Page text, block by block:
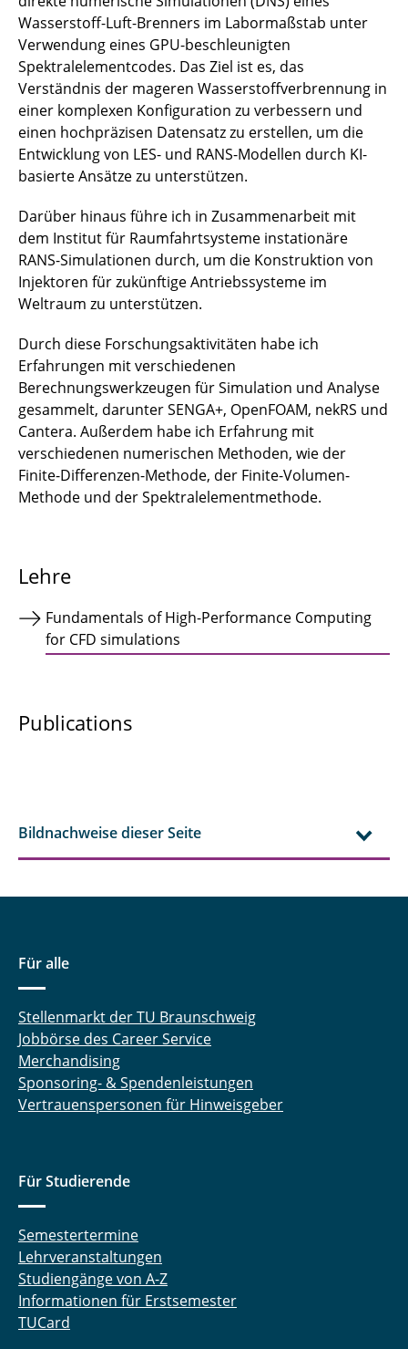
Peschmann, Marwin
Proff, Jannik
Ruminy, Thomas
Schmitz, Robert
Schwarz, Heiko
Seidler, Marcel
Straßner, Andrea
Witte, Hauke
↩ Zurück zur Startseite
Wasserstoff-Luft-Brenners im Labormaßstab unter
Verwendung eines GPU-beschleunigten
Spektralelementcodes. Das Ziel ist es, das
Verständnis der mageren Wasserstoffverbrennung in
einer komplexen Konfiguration zu verbessern und
einen hochpräzisen Datensatz zu erstellen, um die
Entwicklung von LES- und RANS-Modellen durch KI-
basierte Ansätze zu unterstützen.
Darüber hinaus führe ich in Zusammenarbeit mit
dem Institut für Raumfahrtsysteme instationäre
RANS-Simulationen durch, um die Konstruktion von
Injektoren für zukünftige Antriebssysteme im
Weltraum zu unterstützen.
Durch diese Forschungsaktivitäten habe ich
Erfahrungen mit verschiedenen
Berechnungswerkzeugen für Simulation und Analyse
gesammelt, darunter SENGA+, OpenFOAM, nekRS und
Cantera. Außerdem habe ich Erfahrung mit
verschiedenen numerischen Methoden, wie der
Finite-Differenzen-Methode, der Finite-Volumen-
Methode und der Spektralelementmethode.
Lehre
Fundamentals of High-Performance Computing
for CFD simulations
Publications
Bildnachweise dieser Seite
Für alle
Stellenmarkt der TU Braunschweig
Jobbörse des Career Service
Merchandising
Sponsoring- & Spendenleistungen
Vertrauenspersonen für Hinweisgeber
Für Studierende
Semestertermine
Lehrveranstaltungen
Studiengänge von A-Z
Informationen für Erstsemester
TUCard